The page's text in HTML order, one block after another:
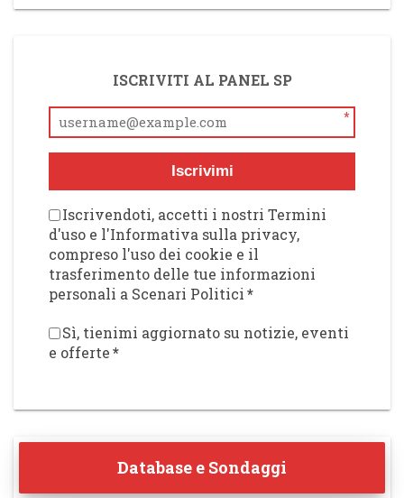
ISCRIVITI AL PANEL SP
*
Iscrivimi
Iscrivendoti, accetti i nostri Termini
d'uso e l'Informativa sulla privacy,
compreso l'uso dei cookie e il
trasferimento delle tue informazioni
personali a Scenari Politici*
Sì, tienimi aggiornato su notizie, eventi
e offerte*
Database e Sondaggi